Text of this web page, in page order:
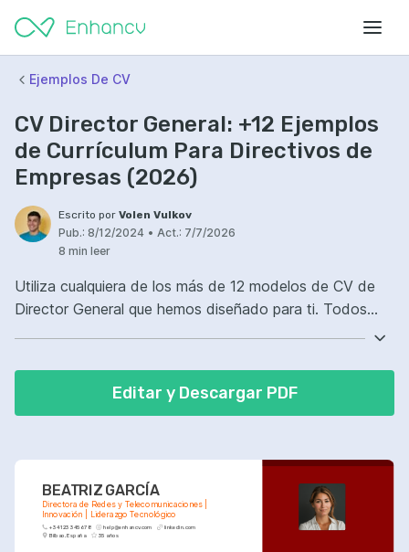
Ejemplos De CV
CV Director General: +12 Ejemplos
de Currículum Para Directivos de
Empresas (2026)
Escrito por Volen Vulkov
Pub.: 8/12/2024 • Act.: 7/7/2026
8 min leer
Utiliza cualquiera de los más de 12 modelos de CV de
Director General que hemos diseñado para ti. Todos
nuestros ejemplos de currículums para directivos están
y descargar gratis en PDF.
Editar y Descargar PDF
BEATRIZ GARCÍA
Directora de Redes y Telecomunicaciones |
Innovación | Liderazgo Tecnológico
+34 123 345 678 help@enhancv.com
linkedin.com
Bilbao, España
35 años